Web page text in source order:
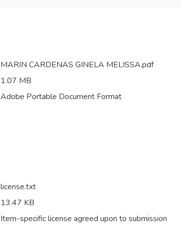
MARIN CARDENAS GINELA MELISSA.pdf
1.07 MB
Adobe Portable Document Format
license.txt
13.47 KB
Item-specific license agreed upon to submission